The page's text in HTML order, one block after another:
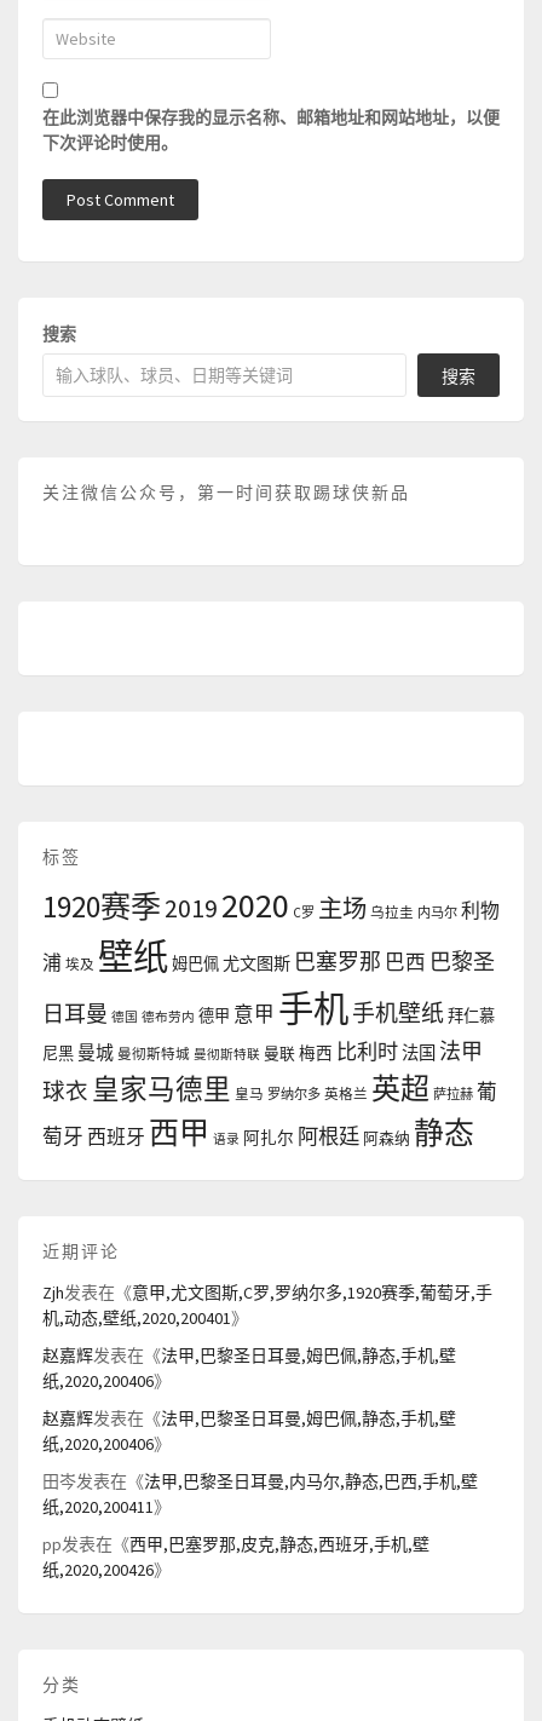
在此浏览器中保存我的显示名称、邮箱地址和网站地址，以便
下次评论时使用。
搜索
搜索
关注微信公众号，第一时间获取踢球侠新品
标签
1920赛季20192020 C罗 主场 乌拉圭 内马尔 利物
浦 埃及 壁纸姆巴佩尤文图斯 巴塞罗那 巴西 巴黎圣
日耳曼 德国 德布劳内 德甲 意甲 手机手机壁纸拜仁慕
尼黑 曼城 曼彻斯特城 曼彻斯特联 曼联梅西 比利时法国 法甲
球衣 皇家马德里 皇马 罗纳尔多 英格兰 英超 萨拉赫 葡
萄牙 西班牙 西甲 语录 阿扎尔 阿根廷 阿森纳 静态
近期评论
Zjh发表在《意甲,尤文图斯,C罗,罗纳尔多,1920赛季,葡萄牙,手
机,动态,壁纸,2020,200401》
赵嘉辉发表在《法甲,巴黎圣日耳曼,姆巴佩,静态,手机,壁
纸,2020,200406》
赵嘉辉发表在《法甲,巴黎圣日耳曼,姆巴佩,静态,手机,壁
纸,2020,200406》
田岑发表在《法甲,巴黎圣日耳曼,内马尔,静态,巴西,手机,壁
纸,2020,200411》
pp发表在《西甲,巴塞罗那,皮克,静态,西班牙,手机,壁
纸,2020,200426》
分类